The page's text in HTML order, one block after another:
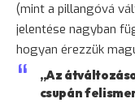
(mint a pillangóvá
jelentése nagyban
hogyan érezzük
„Az
csupán